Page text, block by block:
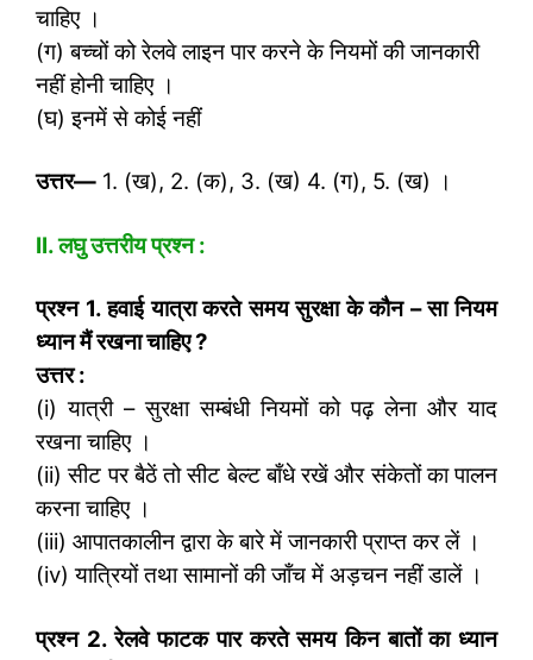
चाहिए ।
(ग) बच्चों को रेलवे लाइन पार करने के नियमों की जानकारी
नहीं होनी चाहिए ।
(घ) इनमें से कोई नहीं
उत्तर— 1. (ख), 2. (क), 3. (ख) 4. (ग), 5. (ख) ।
II. लघु उत्तरीय प्रश्न :
प्रश्न 1. हवाई यात्रा करते समय सुरक्षा के कौन – सा नियम
ध्यान मैं रखना चाहिए?
उत्तर :
(i) यात्री – सुरक्षा सम्बंधी नियमों को पढ़ लेना और याद
रखना चाहिए ।
(ii) सीट पर बैठें तो सीट बेल्ट बाँधे रखें और संकेतों का पालन
करना चाहिए ।
(iii) आपातकालीन द्वारा के बारे में जानकारी प्राप्त कर लें ।
(iv) यात्रियों तथा सामानों की जाँच में अड़चन नहीं डालें ।
प्रश्न 2. रेलवे फाटक पार करते समय किन बातों का ध्यान